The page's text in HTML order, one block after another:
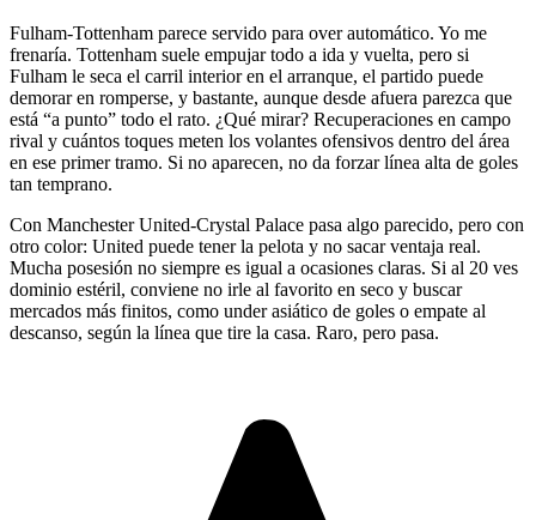
Fulham-Tottenham parece servido para over automático. Yo me
frenaría. Tottenham suele empujar todo a ida y vuelta, pero si
Fulham le seca el carril interior en el arranque, el partido puede
demorar en romperse, y bastante, aunque desde afuera parezca que
está “a punto” todo el rato. ¿Qué mirar? Recuperaciones en campo
rival y cuántos toques meten los volantes ofensivos dentro del área
en ese primer tramo. Si no aparecen, no da forzar línea alta de goles
tan temprano.
Con Manchester United-Crystal Palace pasa algo parecido, pero con
otro color: United puede tener la pelota y no sacar ventaja real.
Mucha posesión no siempre es igual a ocasiones claras. Si al 20 ves
dominio estéril, conviene no irle al favorito en seco y buscar
mercados más finitos, como under asiático de goles o empate al
descanso, según la línea que tire la casa. Raro, pero pasa.